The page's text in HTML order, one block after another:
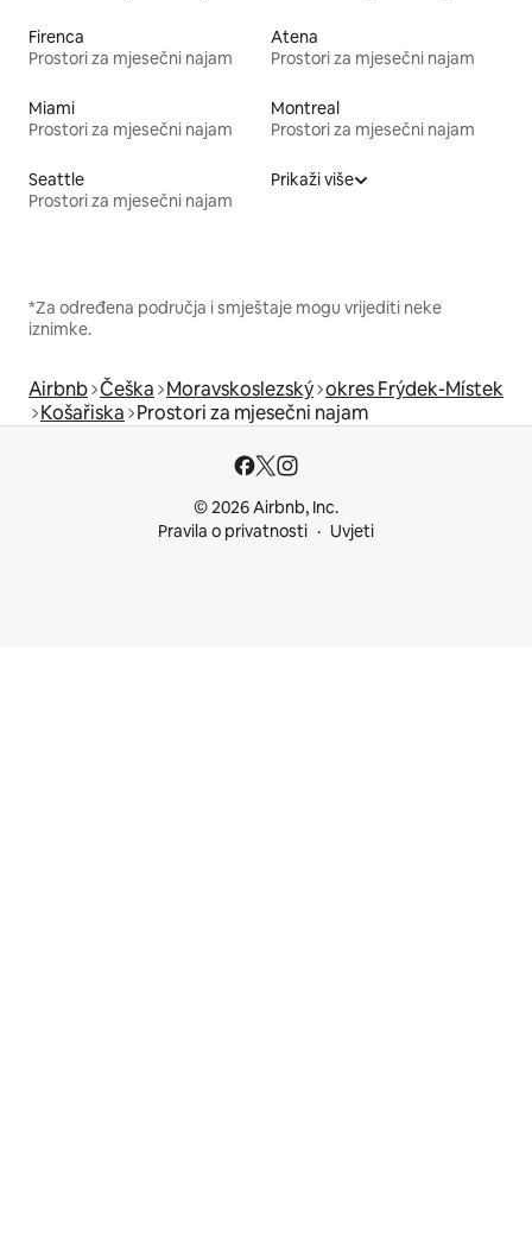
Firenca
Prostori za mjesečni najam
Atena
Prostori za mjesečni najam
Miami
Prostori za mjesečni najam
Montreal
Prostori za mjesečni najam
Seattle
Prostori za mjesečni najam
Prikaži više
*Za određena područja i smještaje mogu vrijediti neke
iznimke.
Airbnb Češka Moravskoslezský okres Frýdek-Místek
Košařiska Prostori za mjesečni najam
© 2026 Airbnb, Inc.
Pravila o privatnosti
Uvjeti